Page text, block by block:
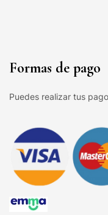
Formas de pago
Puedes realizar tus